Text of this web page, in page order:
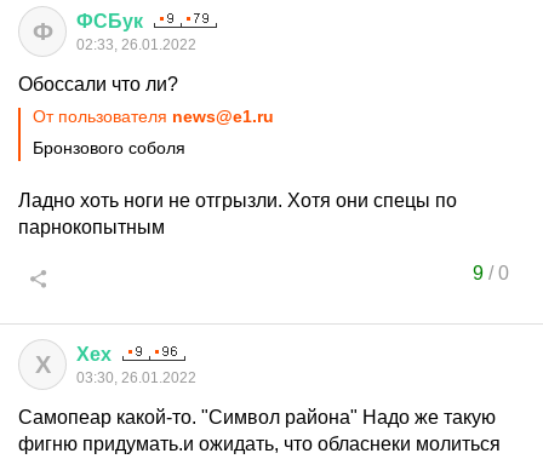
Ф ФСБук
02:33, 26.01.2022
Обоссали что ли?
От пользователя news@e1.ru
Бронзового соболя
Ладно хоть ноги не отгрызли. Хотя они спецы по
парнокопытным
9/0
Х Хех
03:30, 26.01.2022
Самопеар какой-то. "Символ района" Надо же такую
фигню придумать.и ожидать, что обласнеки молиться